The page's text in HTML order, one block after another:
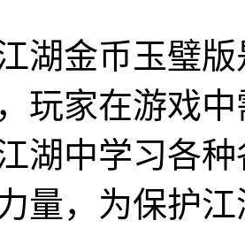
湖金币玉璧
玩家在游戏
湖中学习各
量，为保护